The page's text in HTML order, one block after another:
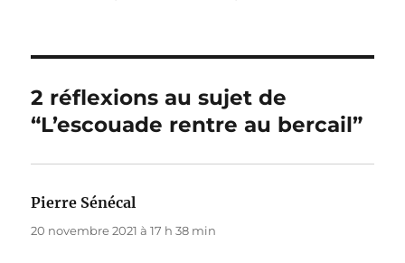
2 réflexions au sujet de
“L’escouade rentre au bercail”
Pierre Sénécal
20 novembre 2021 à 17 h 38 min